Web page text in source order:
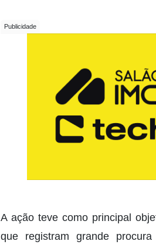
A ação teve como principal
que registram grande